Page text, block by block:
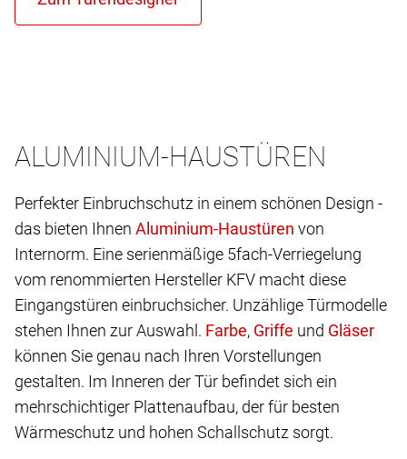
ALUMINIUM-HAUSTÜREN
Perfekter Einbruchschutz in einem schönen Design -
das bieten Ihnen
von
Internorm. Eine serienmäßige 5fach-Verriegelung
vom renommierten Hersteller KFV macht diese
Eingangstüren einbruchsicher. Unzählige Türmodelle
stehen Ihnen zur Auswahl.
,
und
können Sie genau nach Ihren Vorstellungen
gestalten. Im Inneren der Tür befindet sich ein
mehrschichtiger Plattenaufbau, der für besten
Wärmeschutz und hohen Schallschutz sorgt.